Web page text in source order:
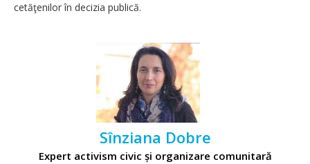
cetăţenilor în decizia publică.
Sînziana Dobre
Expert activism civic și organizare comunitară